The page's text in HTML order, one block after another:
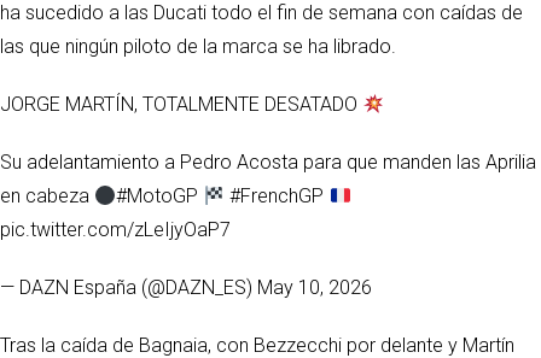
ha sucedido a las Ducati todo el fin de semana con caídas de
las que ningún piloto de la marca se ha librado.
JORGE MARTÍN, TOTALMENTE DESATADO
Su adelantamiento a Pedro Acosta para que manden las Aprilia
en cabeza
#MotoGP
#FrenchGP
pic.twitter.com/zLeIjyOaP7
— DAZN España (@DAZN_ES) May 10, 2026
Tras la caída de Bagnaia, con Bezzecchi por delante y Martín